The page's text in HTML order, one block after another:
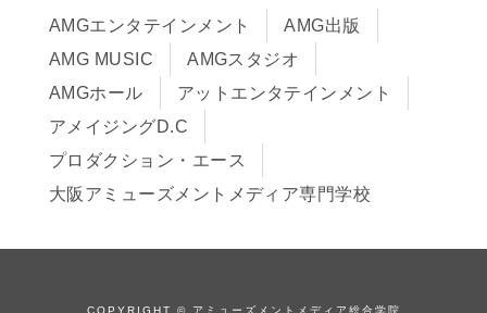
学費サポート・各種制度
学費について
Q&A
在校生・保護者の方へ
卒業生の皆様へ
AMGエンタテインメント
AMG出版
AMG MUSIC
AMGスタジオ
AMGホール
アットエンタテインメント
アメイジングD.C
プロダクション・エース
大阪アミューズメントメディア専門学校
COPYRIGHT © アミューズメントメディア総合学院